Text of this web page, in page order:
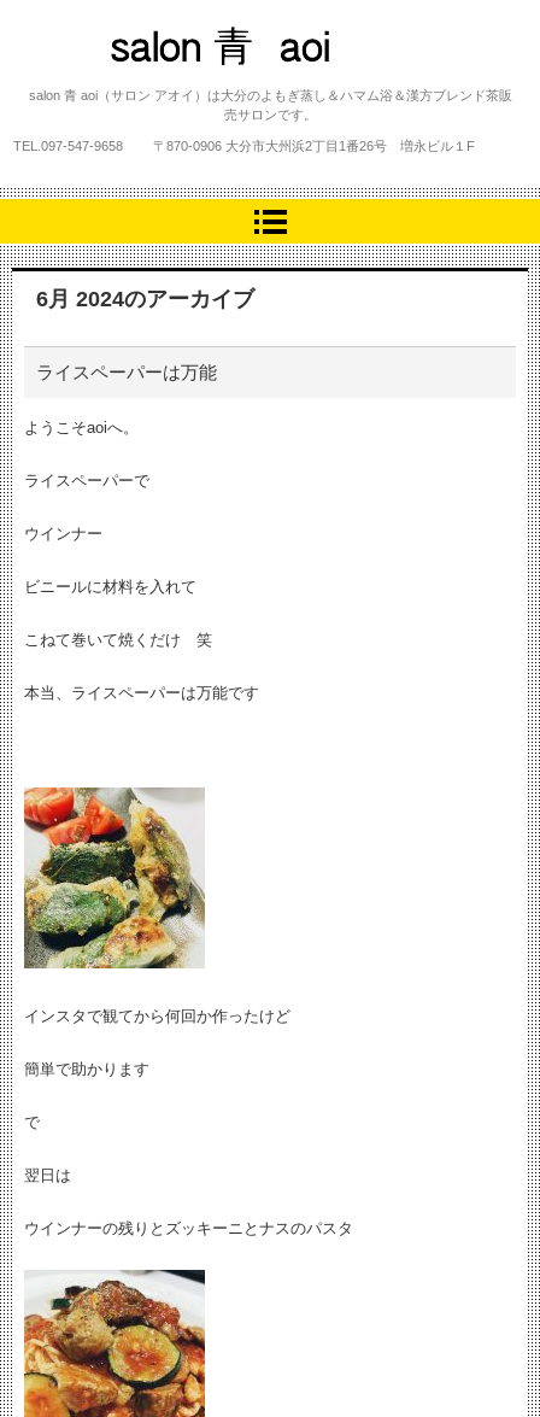
salon 青 aoi
salon 青 aoi（サロン アオイ）は大分のよもぎ蒸し＆ハマム浴＆漢方ブレンド茶販
売サロンです。
TEL. 097-547-9658 〒870-0906 大分市大州浜2丁目1番26号 増永ビル１F
6月 2024のアーカイブ
ライスペーパーは万能
ようこそaoiへ。
ライスペーパーで
ウインナー
ビニールに材料を入れて
こねて巻いて焼くだけ 笑
本当、ライスペーパーは万能です
インスタで観てから何回か作ったけど
簡単で助かります
で
翌日は
ウインナーの残りとズッキーニとナスのパスタ